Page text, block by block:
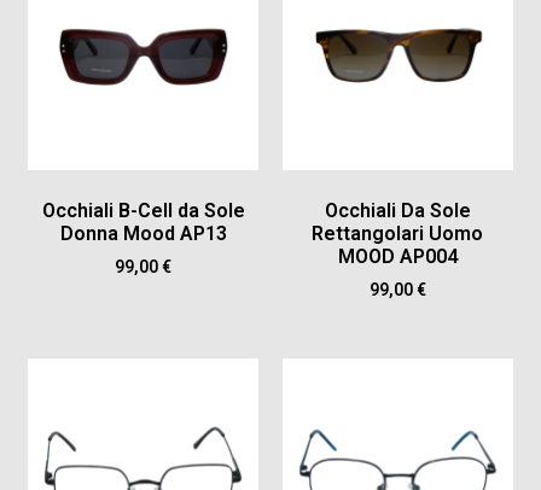
Occhiali B-Cell da Sole
Donna Mood AP13
99,00€
Occhiali Da Sole
Rettangolari Uomo
MOOD AP004
99,00€